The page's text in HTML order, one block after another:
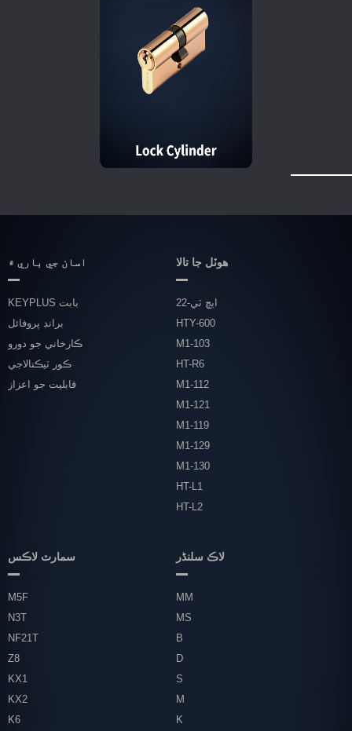
اسان جي باري ۾
KEYPLUS بابت
برانڊ پروفائل
ڪارخاني جو دورو
ڪور ٽيڪنالاجي
قابليت جو اعزاز
هوٽل جا تالا
ايڇ ٽي-22
HTY-600
M1-103
HT-R6
M1-112
M1-121
M1-119
M1-129
M1-130
HT-L1
HT-L2
سمارٽ لاڪس
M5F
N3T
NF21T
Z8
KX1
KX2
K6
لاڪ سلنڈر
MM
MS
B
D
S
M
K